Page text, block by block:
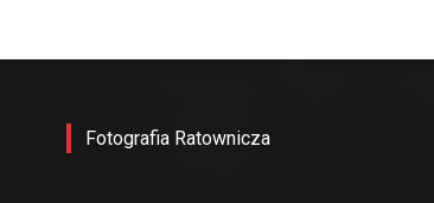
Fotografia Ratownicza